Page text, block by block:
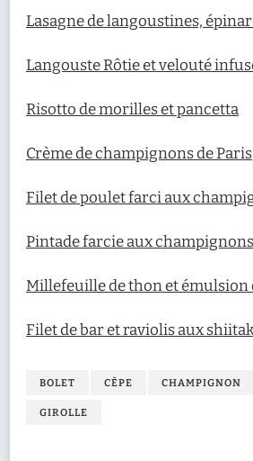
Lasagne de langoustines,
Langouste Rôtie et velouté
Risotto de morilles et pancetta
Crème de champignons de Paris
Filet de poulet farci aux
Pintade farcie aux
Millefeuille de thon et émulsion
Filet de bar et raviolis aux
BOLET CÈPE CHAMPIGNON
GIROLLE